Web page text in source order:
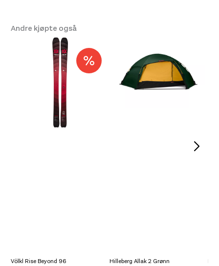
Andre kjøpte også
Völkl Rise Beyond 96 Hilleberg Allak 2 Grønn